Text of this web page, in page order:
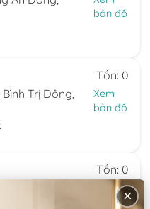
bản đồ
Tồn: 0
Trị Đông,
Xem
bản đồ
Tồn: 0
Mỹ Tây,
Xem
bản đồ×